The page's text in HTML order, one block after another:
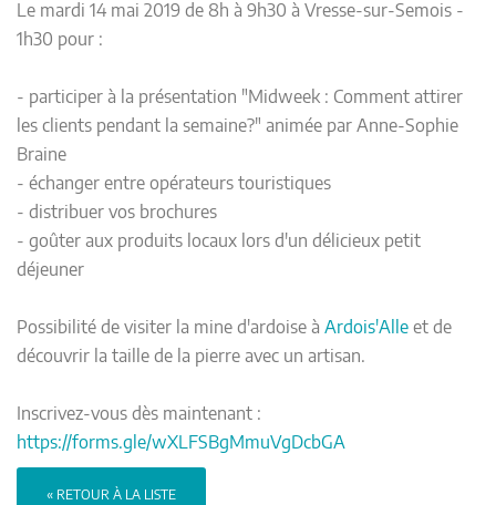
Le mardi 14 mai 2019 de 8h à 9h30 à Vresse-sur-Semois -
1h30 pour :
- participer à la présentation "Midweek : Comment attirer
les clients pendant la semaine?" animée par Anne-Sophie
Braine
- échanger entre opérateurs touristiques
- distribuer vos brochures
- goûter aux produits locaux lors d'un délicieux petit
déjeuner
Possibilité de visiter la mine d'ardoise à Ardois'Alle et de
découvrir la taille de la pierre avec un artisan.
Inscrivez-vous dès maintenant :
https://forms.gle/wXLFSBgMmuVgDcbGA
« RETOUR À LA LISTE